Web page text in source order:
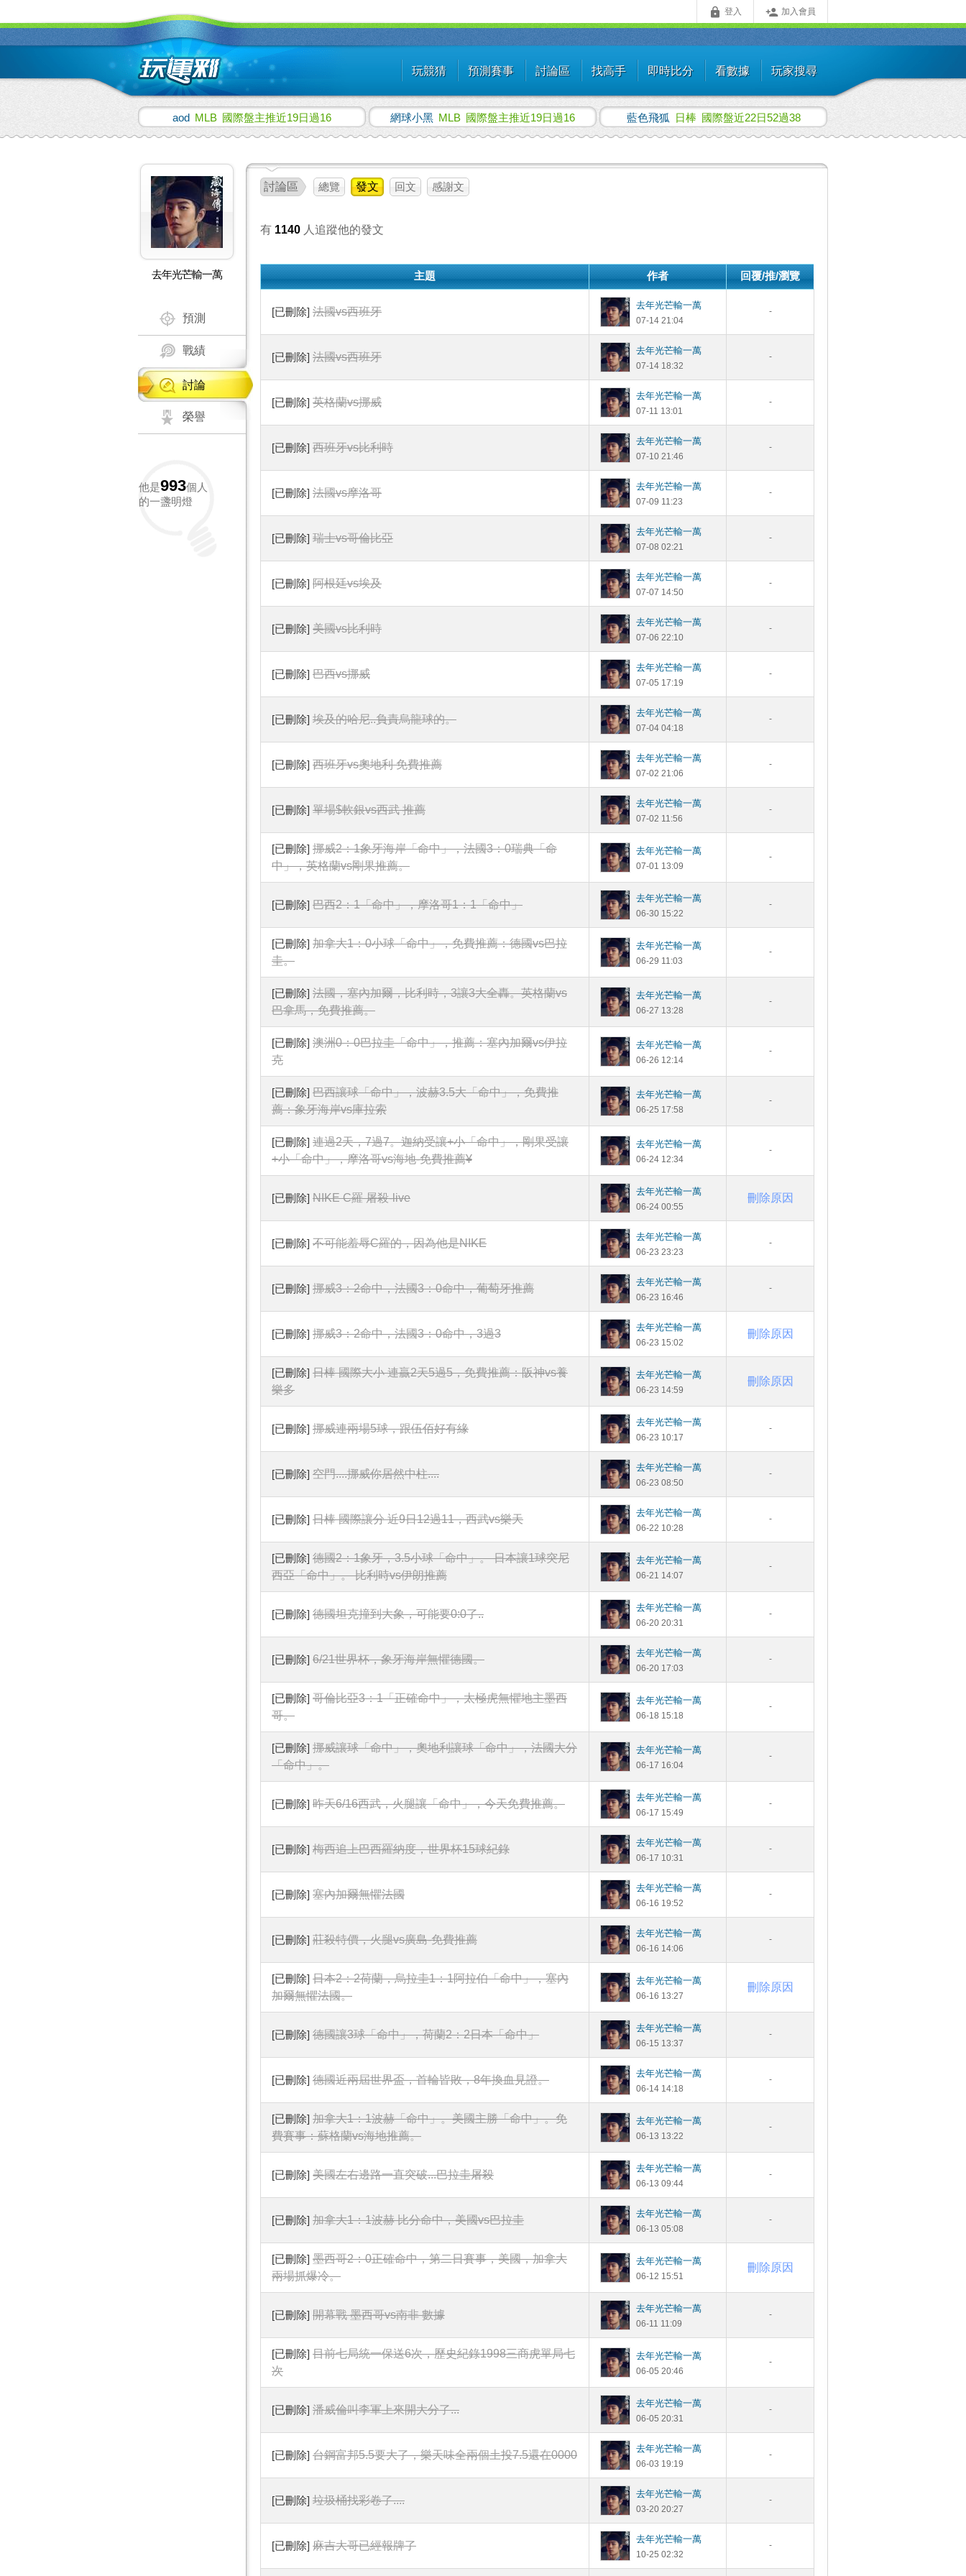
玩競猜 預測賽事 討論區 找高手 即時比分 看數據 玩家搜尋
 登入  加入會員
aod MLB 國際盤主推近19日過16 網球小黑 MLB 國際盤主推近19日過16 藍色飛狐 日棒 國際盤近22日52過38
去年光芒輸一萬
預測
戰績
討論
榮譽
他是993個人
的一盞明燈
討論區 總覽 發文 回文 感謝文
有 1140 人追蹤他的發文
主題 作者 回覆/推/瀏覽
[已刪除] 法國vs西班牙
去年光芒輸一萬
07-14 21:04
-
[已刪除] 法國vs西班牙
去年光芒輸一萬
07-14 18:32
-
[已刪除] 英格蘭vs挪威
去年光芒輸一萬
07-11 13:01
-
[已刪除] 西班牙vs比利時
去年光芒輸一萬
07-10 21:46
-
[已刪除] 法國vs摩洛哥
去年光芒輸一萬
07-09 11:23
-
[已刪除] 瑞士vs哥倫比亞
去年光芒輸一萬
07-08 02:21
-
[已刪除] 阿根廷vs埃及
去年光芒輸一萬
07-07 14:50
-
[已刪除] 美國vs比利時
去年光芒輸一萬
07-06 22:10
-
[已刪除] 巴西vs挪威
去年光芒輸一萬
07-05 17:19
-
[已刪除] 埃及的哈尼..負責烏龍球的。
去年光芒輸一萬
07-04 04:18
-
[已刪除] 西班牙vs奧地利 免費推薦
去年光芒輸一萬
07-02 21:06
-
[已刪除] 單場$軟銀vs西武 推薦
去年光芒輸一萬
07-02 11:56
-
[已刪除] 挪威2：1象牙海岸「命中」，法國3：0瑞典「命
中」，英格蘭vs剛果推薦。
去年光芒輸一萬
07-01 13:09
-
[已刪除] 巴西2：1「命中」，摩洛哥1：1「命中」
去年光芒輸一萬
06-30 15:22
-
[已刪除] 加拿大1：0小球「命中」，免費推薦：德國vs巴拉
圭。
去年光芒輸一萬
06-29 11:03
-
[已刪除] 法國，塞內加爾，比利時，3讓3大全轟。英格蘭vs
巴拿馬，免費推薦。
去年光芒輸一萬
06-27 13:28
-
[已刪除] 澳洲0：0巴拉圭「命中」，推薦：塞內加爾vs伊拉
克
去年光芒輸一萬
06-26 12:14
-
[已刪除] 巴西讓球「命中」，波赫3.5大「命中」，免費推
薦：象牙海岸vs庫拉索
去年光芒輸一萬
06-25 17:58
-
[已刪除] 連過2天，7過7。迦納受讓+小「命中」，剛果受讓
+小「命中」，摩洛哥vs海地-免費推薦¥
去年光芒輸一萬
06-24 12:34
-
[已刪除] NIKE C羅 屠殺-live
去年光芒輸一萬
06-24 00:55
刪除原因
[已刪除] 不可能羞辱C羅的，因為他是NIKE
去年光芒輸一萬
06-23 23:23
-
[已刪除] 挪威3：2命中，法國3：0命中，葡萄牙推薦
去年光芒輸一萬
06-23 16:46
-
[已刪除] 挪威3：2命中，法國3：0命中，3過3
去年光芒輸一萬
06-23 15:02
刪除原因
[已刪除] 日棒 國際大小 連贏2天5過5，免費推薦：阪神vs養
樂多
去年光芒輸一萬
06-23 14:59
刪除原因
[已刪除] 挪威連兩場5球，跟伍佰好有緣
去年光芒輸一萬
06-23 10:17
-
[已刪除] 空門....挪威你居然中柱....
去年光芒輸一萬
06-23 08:50
-
[已刪除] 日棒 國際讓分 近9日12過11，西武vs樂天
去年光芒輸一萬
06-22 10:28
-
[已刪除] 德國2：1象牙，3.5小球「命中」。 日本讓1球突尼
西亞「命中」。 比利時vs伊朗推薦
去年光芒輸一萬
06-21 14:07
-
[已刪除] 德國坦克撞到大象，可能要0:0了..
去年光芒輸一萬
06-20 20:31
-
[已刪除] 6/21世界杯，象牙海岸無懼德國。
去年光芒輸一萬
06-20 17:03
-
[已刪除] 哥倫比亞3：1「正確命中」，太極虎無懼地主墨西
哥。
去年光芒輸一萬
06-18 15:18
-
[已刪除] 挪威讓球「命中」，奧地利讓球「命中」，法國大分
「命中」。
去年光芒輸一萬
06-17 16:04
-
[已刪除] 昨天6/16西武，火腿讓「命中」，今天免費推薦。
去年光芒輸一萬
06-17 15:49
-
[已刪除] 梅西追上巴西羅納度，世界杯15球紀錄
去年光芒輸一萬
06-17 10:31
-
[已刪除] 塞內加爾無懼法國
去年光芒輸一萬
06-16 19:52
-
[已刪除] 莊殺特價，火腿vs廣島-免費推薦
去年光芒輸一萬
06-16 14:06
-
[已刪除] 日本2：2荷蘭，烏拉圭1：1阿拉伯「命中」，塞內
加爾無懼法國。
去年光芒輸一萬
06-16 13:27
刪除原因
[已刪除] 德國讓3球「命中」，荷蘭2：2日本「命中」
去年光芒輸一萬
06-15 13:37
-
[已刪除] 德國近兩屆世界盃，首輪皆敗，8年換血見證。
去年光芒輸一萬
06-14 14:18
-
[已刪除] 加拿大1：1波赫「命中」。美國主勝「命中」。免
費賽事：蘇格蘭vs海地推薦。
去年光芒輸一萬
06-13 13:22
-
[已刪除] 美國左右邊路一直突破...巴拉圭屠殺
去年光芒輸一萬
06-13 09:44
-
[已刪除] 加拿大1：1波赫 比分命中，美國vs巴拉圭
去年光芒輸一萬
06-13 05:08
-
[已刪除] 墨西哥2：0正確命中，第二日賽事，美國，加拿大
兩場抓爆冷。
去年光芒輸一萬
06-12 15:51
刪除原因
[已刪除] 開幕戰 墨西哥vs南非 數據
去年光芒輸一萬
06-11 11:09
-
[已刪除] 目前七局統一保送6次，歷史紀錄1998三商虎單局七
次
去年光芒輸一萬
06-05 20:46
-
[已刪除] 潘威倫叫李軍上來開大分了...
去年光芒輸一萬
06-05 20:31
-
[已刪除] 台鋼富邦5.5要大了，樂天味全兩個土投7.5還在0000
去年光芒輸一萬
06-03 19:19
-
[已刪除] 垃圾桶找彩卷了....
去年光芒輸一萬
03-20 20:27
-
[已刪除] 麻吉大哥已經報牌了
去年光芒輸一萬
10-25 02:32
-